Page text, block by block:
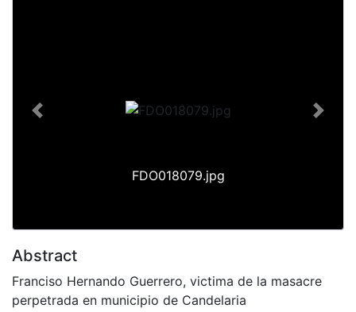
FDO018079.jpg
Previous Next
Abstract
Franciso Hernando Guerrero, victima de la masacre
perpetrada en municipio de Candelaria